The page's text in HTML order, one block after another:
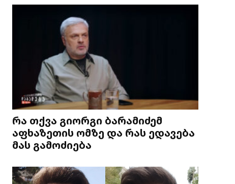
რა თქვა გიორგი ბარამიძემ
აფხაზეთის ომზე და რას ედავება
მას გამოძიება